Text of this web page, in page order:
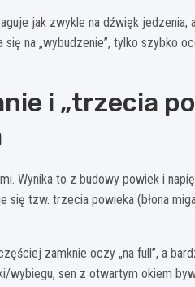
jak zwykle na dźwięk
na „wybudzenie”, tylko szybko
i „trzecia
Wynika to z budowy powiek i
tzw. trzecia powieka (błona
zamknie oczy „na full”, a
sen z otwartym okiem